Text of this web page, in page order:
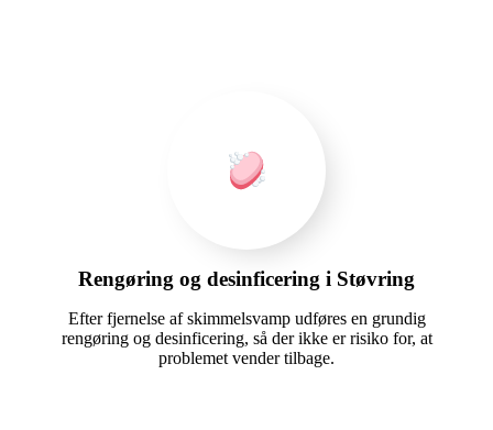
Rengøring og desinficering i Støvring
Efter fjernelse af skimmelsvamp udføres en grundig
rengøring og desinficering, så der ikke er risiko for, at
problemet vender tilbage.